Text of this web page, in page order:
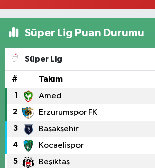
Süper Lig Puan Durumu
Süper Lig
# Takım
1 Amed
2 Erzurumspor FK
3 Başakşehir
4 Kocaelispor
5 Beşiktaş